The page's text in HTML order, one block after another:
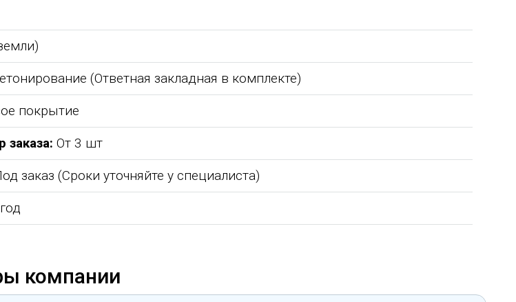
(Ответная закладная в комплекте)
покрытие
От 3 шт
заказ (Сроки уточняйте у специалиста)
компании